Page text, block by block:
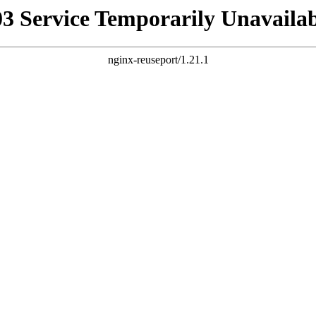
Service Temporarily
nginx-reuseport/1.21.1